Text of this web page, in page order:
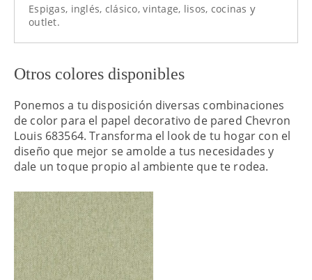
Espigas, inglés, clásico,vintage, lisos, cocinasy
outlet.
Otros colores disponibles
Ponemos a tu disposición diversas combinaciones
de color para el papel decorativo de pared Chevron
Louis 683564. Transforma el look de tu hogar con el
diseño que mejor se amolde a tus necesidades y
dale un toque propio al ambiente que te rodea.